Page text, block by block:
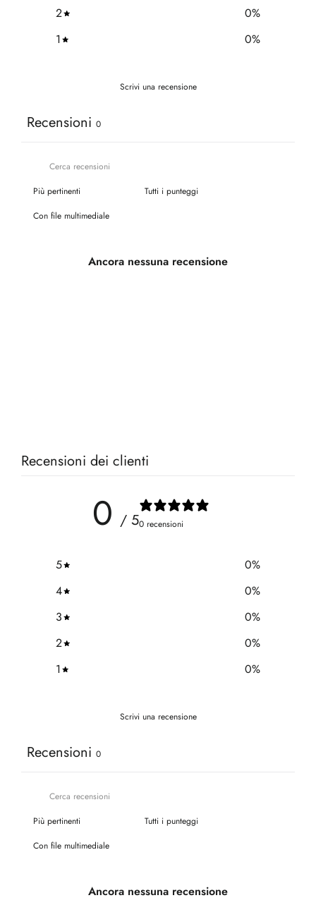
2 0%
1
0%
Scrivi una recensione
Recensioni 0
Con file multimediale
Ancora nessuna recensione
Recensioni dei clienti
0 / 50 recensioni
5 0%
4
0%
3
0%
2
0%
1
0%
Scrivi una recensione
Recensioni 0
Con file multimediale
Ancora nessuna recensione